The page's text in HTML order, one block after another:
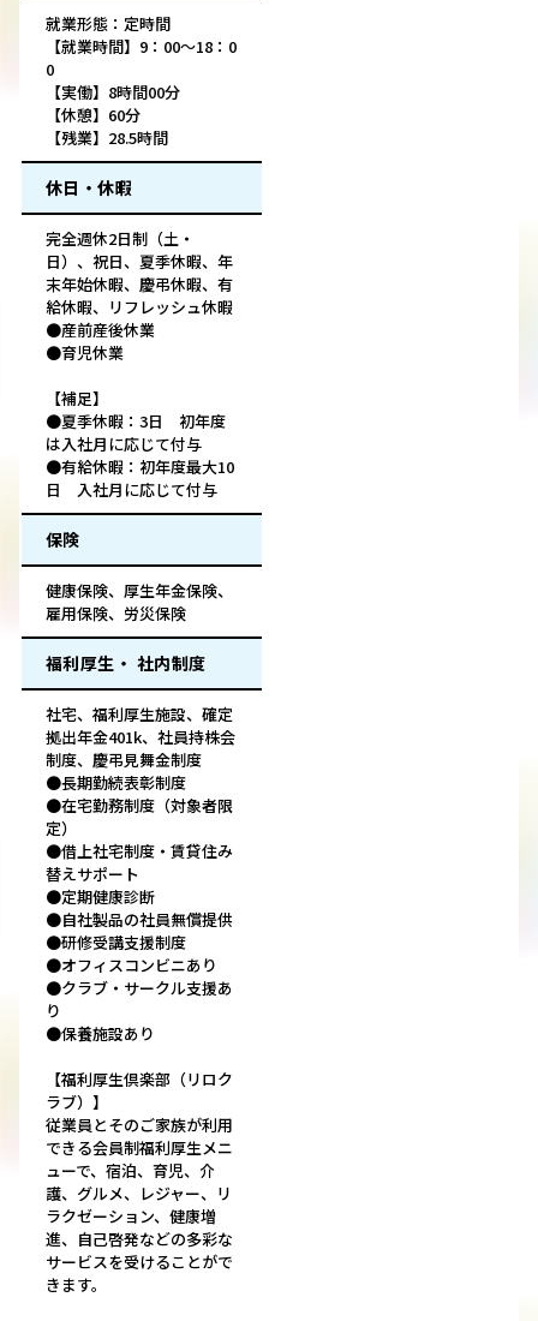
就業形態：定時間
【就業時間】9：00～18：0
0
【実働】8時間00分
【休憩】60分
【残業】28.5時間
休日・休暇
完全週休2日制（土・
日）、祝日、夏季休暇、年
末年始休暇、慶弔休暇、有
給休暇、リフレッシュ休暇
●産前産後休業
●育児休業
【補足】
●夏季休暇：3日 初年度
は入社月に応じて付与
●有給休暇：初年度最大10
日 入社月に応じて付与
保険
健康保険、厚生年金保険、
雇用保険、労災保険
福利厚生・ 社内制度
社宅、福利厚生施設、確定
拠出年金401k、社員持株会
制度、慶弔見舞金制度
●長期勤続表彰制度
●在宅勤務制度（対象者限
定）
●借上社宅制度・賃貸住み
替えサポート
●定期健康診断
●自社製品の社員無償提供
●研修受講支援制度
●オフィスコンビニあり
●クラブ・サークル支援あ
り
●保養施設あり
【福利厚生倶楽部（リロク
ラブ）】
従業員とそのご家族が利用
できる会員制福利厚生メニ
ューで、宿泊、育児、介
護、グルメ、レジャー、リ
ラクゼーション、健康増
進、自己啓発などの多彩な
サービスを受けることがで
きます。